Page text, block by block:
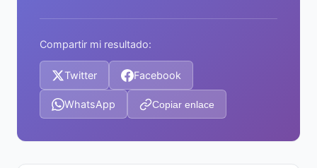
Compartir mi resultado:
Twitter Facebook
WhatsApp Copiar enlace